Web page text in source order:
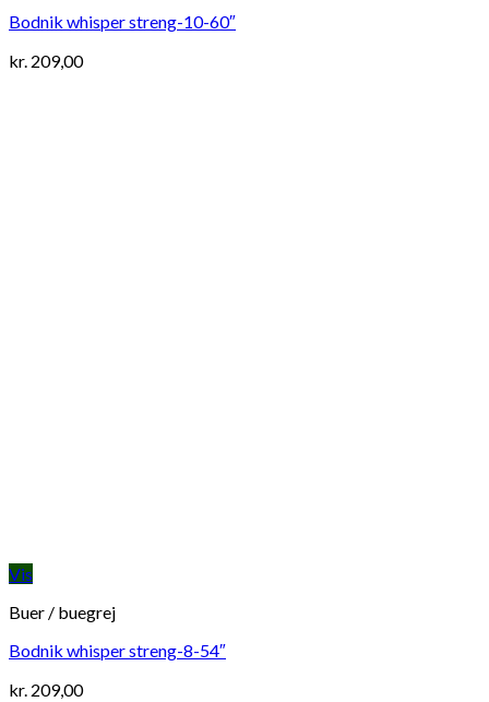
Bodnik whisper streng-10-60″
kr. 209,00
Vis
Buer / buegrej
Bodnik whisper streng-8-54″
kr. 209,00